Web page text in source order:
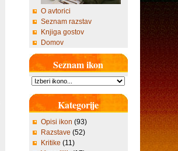
O avtorici
Seznam razstav
Knjiga gostov
Domov
Seznam ikon
Kategorije
Opisi ikon (93)
Razstave (52)
Kritike (11)